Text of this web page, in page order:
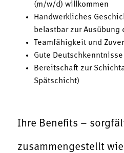
(m/w/d) willkommen
Handwerkliches
belastbar zur Ausübung
Teamfähigkeit und
Gute Deutschkenntnisse
Bereitschaft zur
Spätschicht)
Ihre Benefits –
zusammengestellt